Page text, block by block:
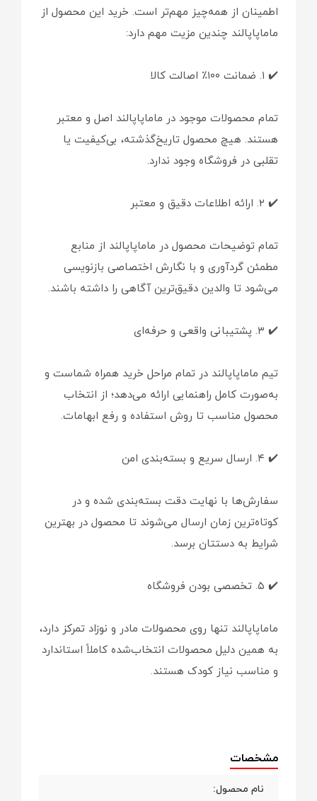
اطمینان از همه‌چیز مهم‌تر است. خرید این محصول از
ماماپاپالند چندین مزیت مهم دارد:
✔️ ۱. ضمانت ۱۰۰٪ اصالت کالا
تمام محصولات موجود در ماماپاپالند اصل و معتبر
هستند. هیچ محصول تاریخ‌گذشته، بی‌کیفیت یا
تقلبی در فروشگاه وجود ندارد.
✔️ ۲. ارائه اطلاعات دقیق و معتبر
تمام توضیحات محصول در ماماپاپالند از منابع
مطمئن گردآوری و با نگارش اختصاصی بازنویسی
می‌شود تا والدین دقیق‌ترین آگاهی را داشته باشند.
✔️ ۳. پشتیبانی واقعی و حرفه‌ای
تیم ماماپاپالند در تمام مراحل خرید همراه شماست و
به‌صورت کامل راهنمایی ارائه می‌دهد؛ از انتخاب
محصول مناسب تا روش استفاده و رفع ابهامات.
✔️ ۴. ارسال سریع و بسته‌بندی امن
سفارش‌ها با نهایت دقت بسته‌بندی شده و در
کوتاه‌ترین زمان ارسال می‌شوند تا محصول در بهترین
شرایط به دستتان برسد.
✔️ ۵. تخصصی بودن فروشگاه
ماماپاپالند تنها روی محصولات مادر و نوزاد تمرکز دارد،
به همین دلیل محصولات انتخاب‌شده کاملاً استاندارد
و مناسب نیاز کودک هستند.
مشخصات
نام محصول: